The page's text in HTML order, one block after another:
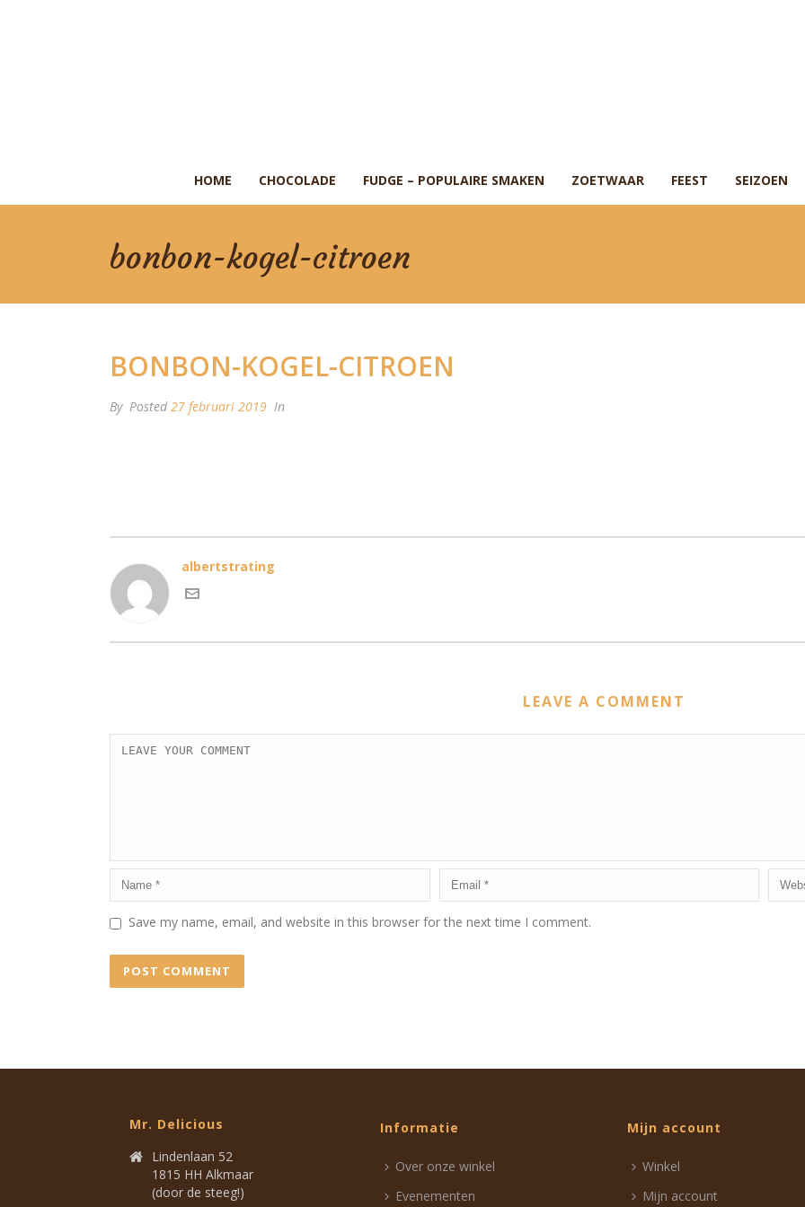
HOME CHOCOLADE FUDGE – POPULAIRE SMAKEN ZOETWAAR FEEST SEIZOEN
bonbon-kogel-citroen
BONBON-KOGEL-CITROEN
By Posted 27 februari 2019 In
albertstrating
LEAVE A COMMENT
Save my name, email, and website in this browser for the next time I comment.
Mr. Delicious
Lindenlaan 52
1815 HH Alkmaar
(door de steeg!)
Informatie
Over onze winkel
Evenementen
Mijn account
Winkel
Mijn account